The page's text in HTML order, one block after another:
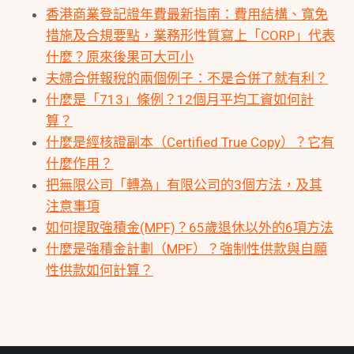
香港商業登記證年費最新指南：費用結構、寬免
措施及合規要點，業務形性質寫上「CORP」代表
什麼？原來後果可大可小
夫婦合併報稅的兩個例子：不是合併了就有利？
什麼是「713」條例？12個月平均工資如何計
算？
什麼是經核證副本（Certified True Copy）？它有
什麼作用？
把無限公司「轉為」有限公司的3個方法，及其
注意事項
如何提取強積金(MPF)？65歲退休以外的6項方法
什麼是強積金計劃（MPF）？強制性供款與自願
性供款如何計算？